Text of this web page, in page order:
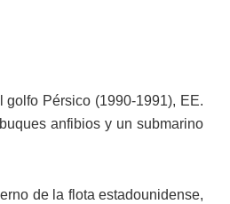
Pérsico (1990-1991), EE.
anfibios y un submarino
de la flota estadounidense,